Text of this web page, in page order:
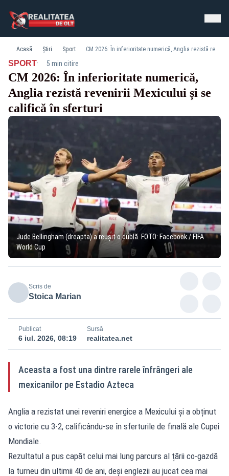
Acasă Știri Sport CM 2026: În inferioritate numerică, Anglia rezistă revenirii Mexicului și se califică în sferturi
SPORT· 5 min citire
CM 2026: În inferioritate numerică,
Anglia rezistă revenirii Mexicului și se
califică în sferturi
Jude Bellingham (dreapta) a reușit o dublă. FOTO: Facebook / FIFA
World Cup
Scris de
Stoica Marian
Publicat
6 iul. 2026, 08:19
Sursă
realitatea.net
Aceasta a fost una dintre rarele înfrângeri ale
mexicanilor pe Estadio Azteca
Anglia a rezistat unei reveniri energice a Mexicului și a obținut
o victorie cu 3-2, calificându-se în sferturile de finală ale Cupei
Mondiale.
Rezultatul a pus capăt celui mai lung parcurs al țării co-gazdă
la turneu din ultimii 40 de ani, deși englezii au jucat cea mai